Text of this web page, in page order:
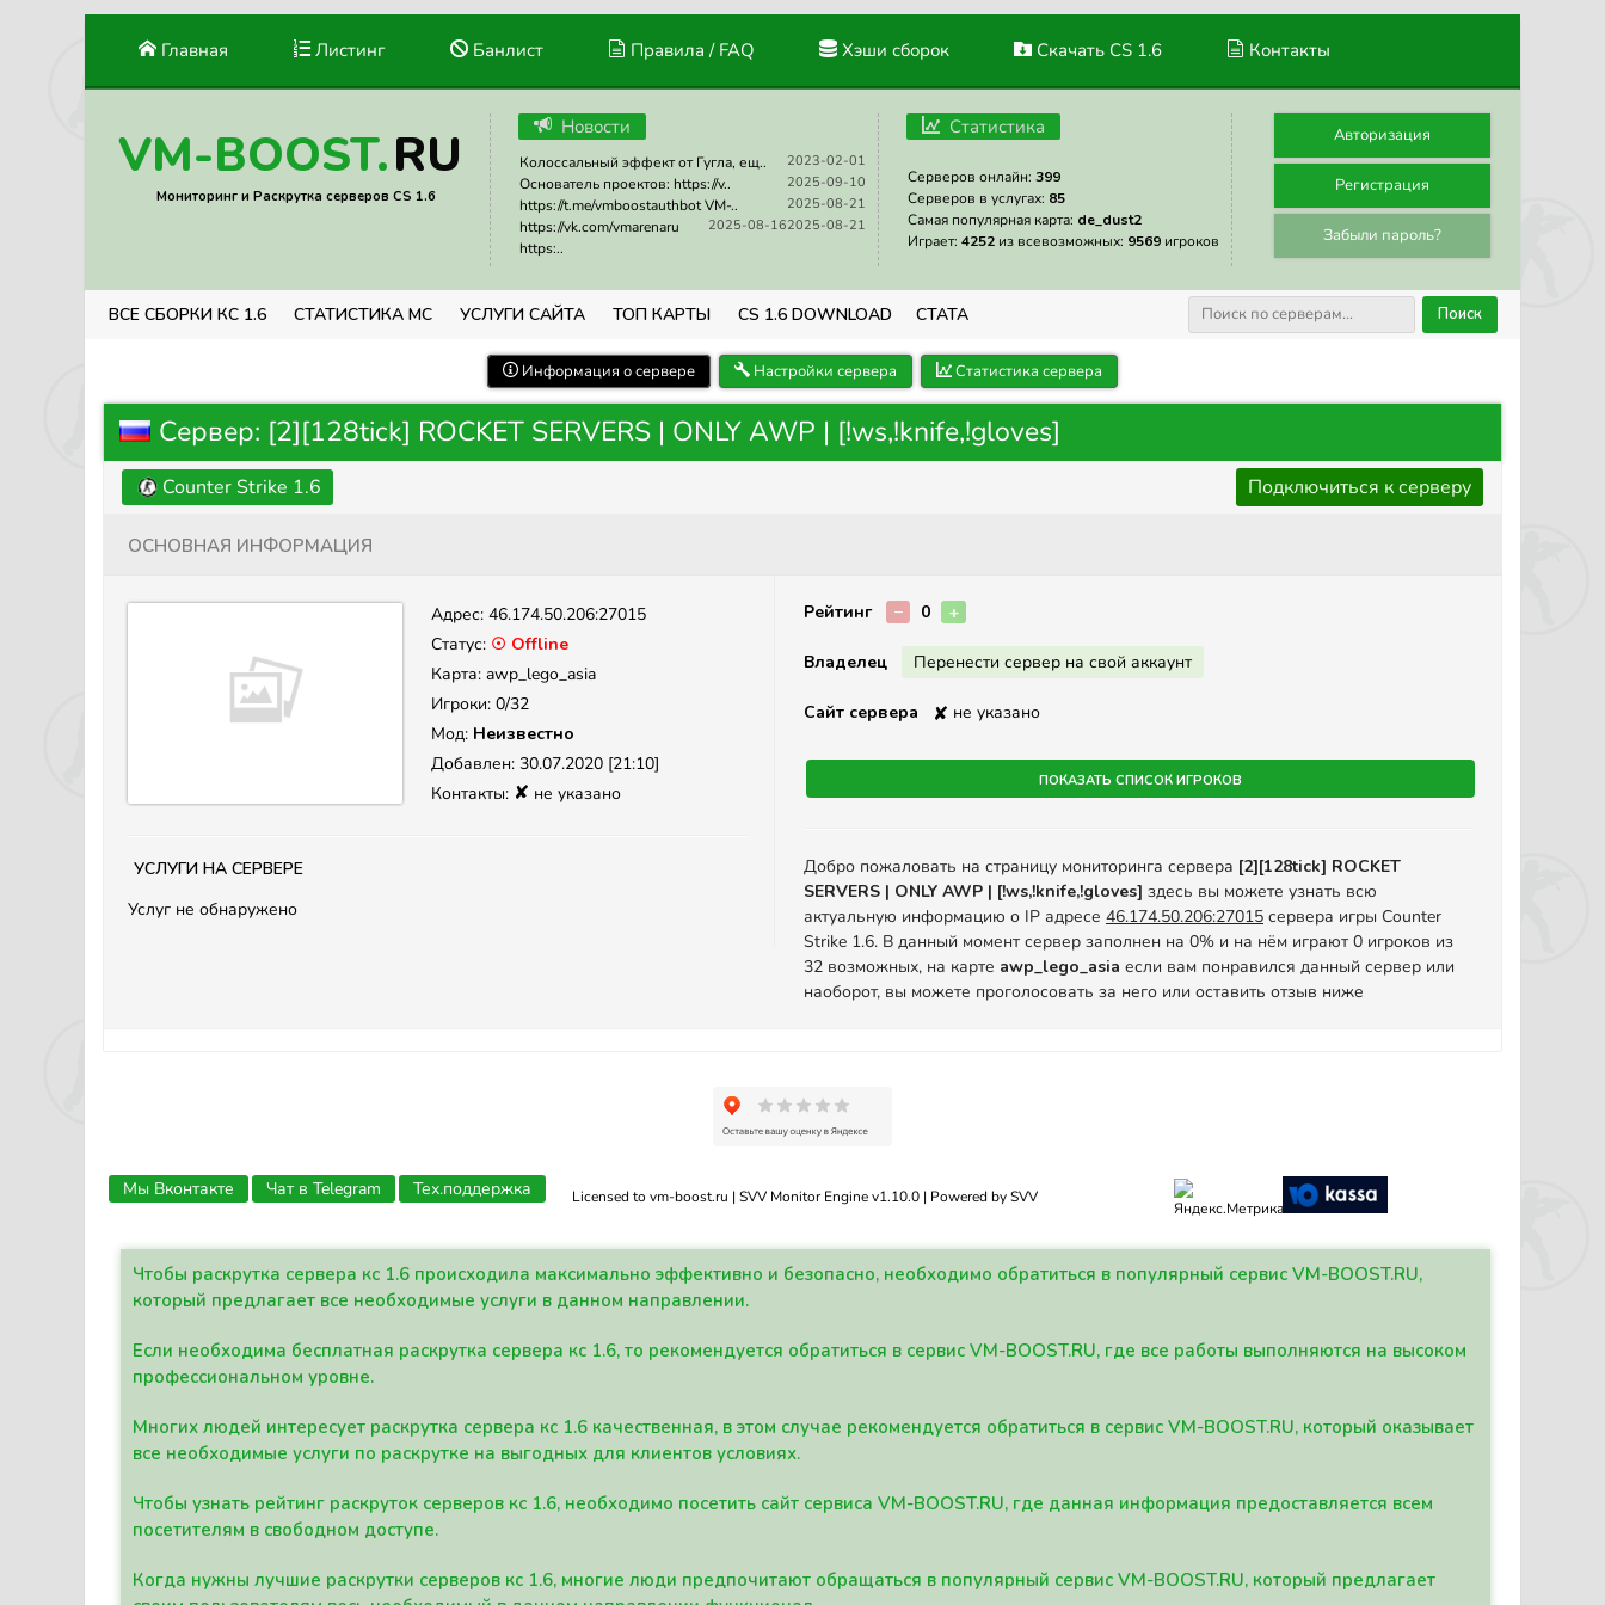
Главная Листинг Банлист Правила / FAQ Хэши сборок Скачать CS 1.6 Контакты
VM-BOOST.RU
Мониторинг и Раскрутка серверов CS 1.6
Новости
2023-02-01
Колоссальный эффект от Гугла, ещ..
2025-09-10
Основатель проектов: https://v..
2025-08-21
https://t.me/vmboostauthbot VM-..
2025-08-21
2025-08-16
https://vk.com/vmarenaru
https:..
Статистика
Серверов онлайн: 399
Серверов в услугах: 85
Самая популярная карта: de_dust2
Играет: 4252 из всевозможных: 9569 игроков
Авторизация
Регистрация
Забыли пароль?
ВСЕ СБОРКИ КС 1.6 СТАТИСТИКА МС УСЛУГИ САЙТА ТОП КАРТЫ CS 1.6 DOWNLOAD СТАТА Поиск
Информация о сервере Настройки сервера Статистика сервера
Сервер: [2][128tick] ROCKET SERVERS | ONLY AWP | [!ws,!knife,!gloves]
Counter Strike 1.6 Подключиться к серверу
Основная информация
Адрес: 46.174.50.206:27015
Статус: ☉ Offline
Карта: awp_lego_asia
Игроки: 0/32
Мод: Неизвестно
Добавлен: 30.07.2020 [21:10]
Контакты: ✘ не указано
Услуги на сервере
Услуг не обнаружено
Рейтинг − 0 +
Владелец Перенести сервер на свой аккаунт
Сайт сервера ✘ не указано
Показать список игроков
Добро пожаловать на страницу мониторинга сервера [2][128tick] ROCKET
SERVERS | ONLY AWP | [!ws,!knife,!gloves] здесь вы можете узнать всю
актуальную информацию о IP адресе 46.174.50.206:27015 сервера игры Counter
Strike 1.6. В данный момент сервер заполнен на 0% и на нём играют 0 игроков из
32 возможных, на карте awp_lego_asia если вам понравился данный сервер или
наоборот, вы можете проголосовать за него или оставить отзыв ниже
Licensed to vm-boost.ru | SVV Monitor Engine v1.10.0 | Powered by SVV
Мы Вконтакте Чат в Telegram Тех.поддержка
Чтобы раскрутка сервера кс 1.6 происходила максимально эффективно и безопасно, необходимо обратиться в популярный сервис VM-BOOST.RU,
который предлагает все необходимые услуги в данном направлении.
Если необходима бесплатная раскрутка сервера кс 1.6, то рекомендуется обратиться в сервис VM-BOOST.RU, где все работы выполняются на высоком
профессиональном уровне.
Многих людей интересует раскрутка сервера кс 1.6 качественная, в этом случае рекомендуется обратиться в сервис VM-BOOST.RU, который оказывает
все необходимые услуги по раскрутке на выгодных для клиентов условиях.
Чтобы узнать рейтинг раскруток серверов кс 1.6, необходимо посетить сайт сервиса VM-BOOST.RU, где данная информация предоставляется всем
посетителям в свободном доступе.
Когда нужны лучшие раскрутки серверов кс 1.6, многие люди предпочитают обращаться в популярный сервис VM-BOOST.RU, который предлагает